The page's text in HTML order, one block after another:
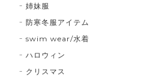
姉妹服
防寒冬服アイテム
swim wear/水着
ハロウィン
クリスマス